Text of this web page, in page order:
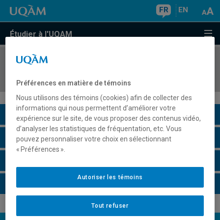
FR EN
Étudier à l'UQAM
COURS//
Description du cours
Horaire - Été 2026
Préférences en matière de témoins
Nous utilisons des témoins (cookies) afin de collecter des
informations qui nous permettent d’améliorer votre
expérience sur le site, de vous proposer des contenus vidéo,
d’analyser les statistiques de fréquentation, etc. Vous
pouvez personnaliser votre choix en sélectionnant
« Préférences ».
Tout refuser
Autoriser les témoins